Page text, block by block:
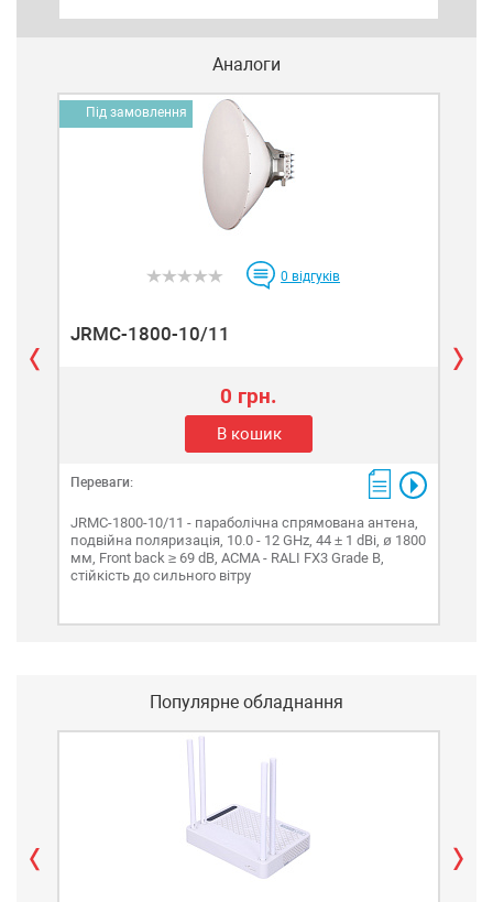
Аналоги
Під замовлення
0 відгуків
JRMC-1800-10/11
0 грн.
В кошик
Переваги:
JRMC-1800-10/11 - параболічна спрямована антена,
подвійна поляризація, 10.0 - 12 GHz, 44 ± 1 dBi, ø 1800
мм, Front back ≥ 69 dB, ACMA - RALI FX3 Grade B,
стійкість до сильного вітру
Популярне обладнання